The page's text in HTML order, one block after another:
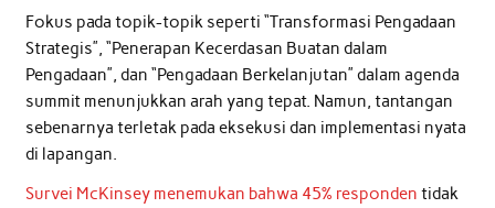
Fokus pada topik-topik seperti “Transformasi Pengadaan
Strategis”, “Penerapan Kecerdasan Buatan dalam
Pengadaan”, dan “Pengadaan Berkelanjutan” dalam agenda
summit menunjukkan arah yang tepat. Namun, tantangan
sebenarnya terletak pada eksekusi dan implementasi nyata
di lapangan.
Survei McKinsey menemukan bahwa 45% responden tidak